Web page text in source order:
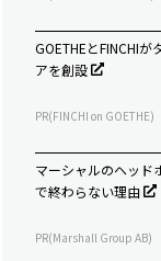
GOETHEとFINCHI
アを創設
PR(FINCHI on GOETHE)
マーシャルのヘッド
で終わらない理由
PR(Marshall Group AB)